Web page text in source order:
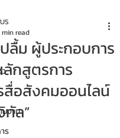
งาม
ร
ลื้ม ผู้ประกอบการ
กสูตรการ
สื่อสังคมออนไลน์
ทัล”
min read